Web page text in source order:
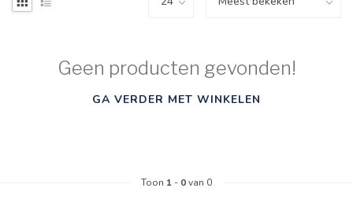
Geen producten gevonden!
GA VERDER MET WINKELEN
Toon 1 - 0van 0